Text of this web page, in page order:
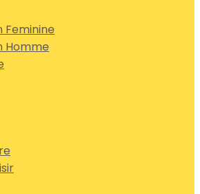
Feminine
Homme